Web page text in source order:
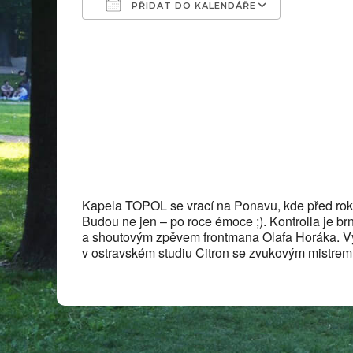
PŘIDAT DO KALENDÁŘE
Kapela TOPOLse vrací na Ponavu, kde před
Budou ne jen – po roce émoce ;). Kontrolla je
a shoutovým zpěvem frontmana Olafa Horáka.
v ostravském studiu Citron se zvukovým